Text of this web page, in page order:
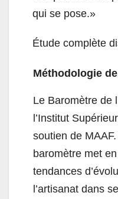
qui se pose.»
Étude complète
Méthodologie
Le Baromètre de
l’Institut
soutien de MAAF.
baromètre met
tendances
l’artisanat dans